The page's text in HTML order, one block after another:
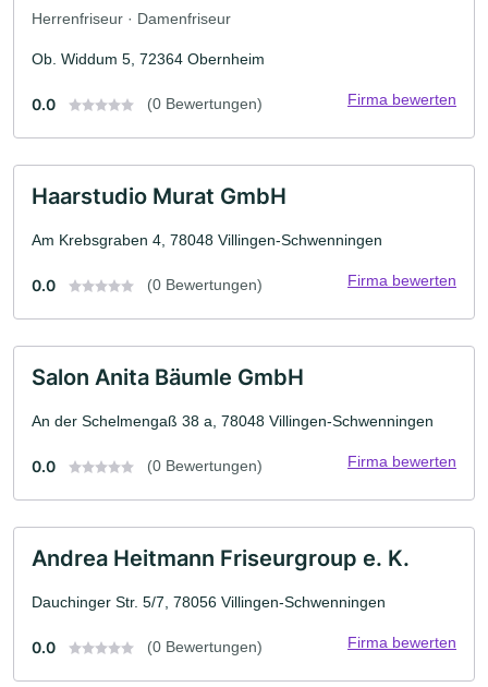
Herrenfriseur · Damenfriseur
Ob. Widdum 5, 72364 Obernheim
0.0 (0 Bewertungen) Firma bewerten
Haarstudio Murat GmbH
Am Krebsgraben 4, 78048 Villingen-Schwenningen
0.0 (0 Bewertungen) Firma bewerten
Salon Anita Bäumle GmbH
An der Schelmengaß 38 a, 78048 Villingen-Schwenningen
0.0 (0 Bewertungen) Firma bewerten
Andrea Heitmann Friseurgroup e. K.
Dauchinger Str. 5/7, 78056 Villingen-Schwenningen
0.0 (0 Bewertungen) Firma bewerten